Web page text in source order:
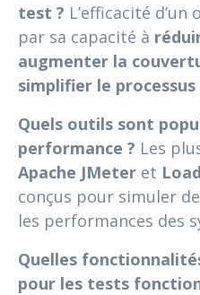
test ? L’efficacité
par sa capacité à
augmenter la
simplifier le
Quels outils sont
performance ? Les
Apache JMeter et
conçus pour simuler
les performances des
Quelles
pour les tests